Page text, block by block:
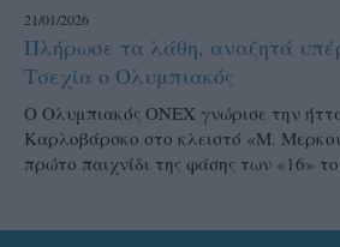
21/01/2026
Πλήρωσε τα λάθη, αναζητά
Τσεχία ο Ολυμπιακός
Ο Ολυμπιακός ΟΝΕΧ γνώρισε την
Καρλοβάρσκο στο κλειστό «Μ.
πρώτο παιχνίδι της φάσης των «16»